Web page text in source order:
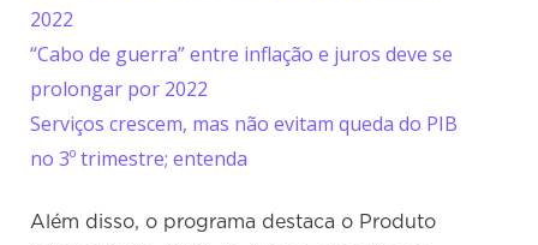
2022
“Cabo de guerra” entre inflação e juros deve se
prolongar por 2022
Serviços crescem, mas não evitam queda do PIB
no 3º trimestre; entenda
Além disso, o programa destaca o Produto